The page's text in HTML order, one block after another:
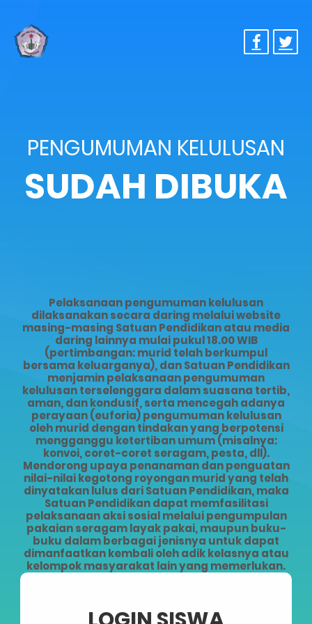
PENGUMUMAN KELULUSAN
SUDAH DIBUKA
Pelaksanaan pengumuman kelulusan
dilaksanakan secara daring melalui website
masing-masing Satuan Pendidikan atau media
daring lainnya mulai pukul 18.00 WIB
(pertimbangan: murid telah berkumpul
bersama keluarganya), dan Satuan Pendidikan
menjamin pelaksanaan pengumuman
kelulusan terselenggara dalam suasana tertib,
aman, dan kondusif, serta mencegah adanya
perayaan (euforia) pengumuman kelulusan
oleh murid dengan tindakan yang berpotensi
mengganggu ketertiban umum (misalnya:
konvoi, coret-coret seragam, pesta, dll).
Mendorong upaya penanaman dan penguatan
nilai-nilai kegotong royongan murid yang telah
dinyatakan lulus dari Satuan Pendidikan, maka
Satuan Pendidikan dapat memfasilitasi
pelaksanaan aksi sosial melalui pengumpulan
pakaian seragam layak pakai, maupun buku-
buku dalam berbagai jenisnya untuk dapat
dimanfaatkan kembali oleh adik kelasnya atau
kelompok masyarakat lain yang memerlukan.